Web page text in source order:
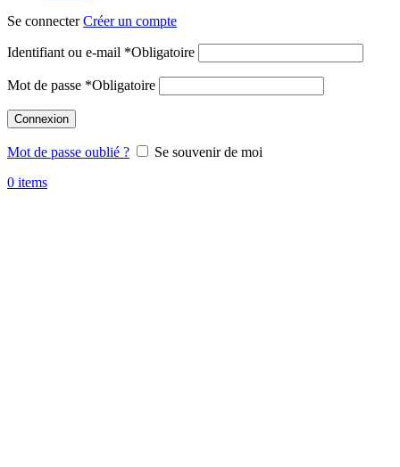
Se connecterCréer un compte
Identifiant ou e-mail *Obligatoire
Mot de passe *Obligatoire
Connexion
Mot de passe oublié ?
Se souvenir de moi
0 items